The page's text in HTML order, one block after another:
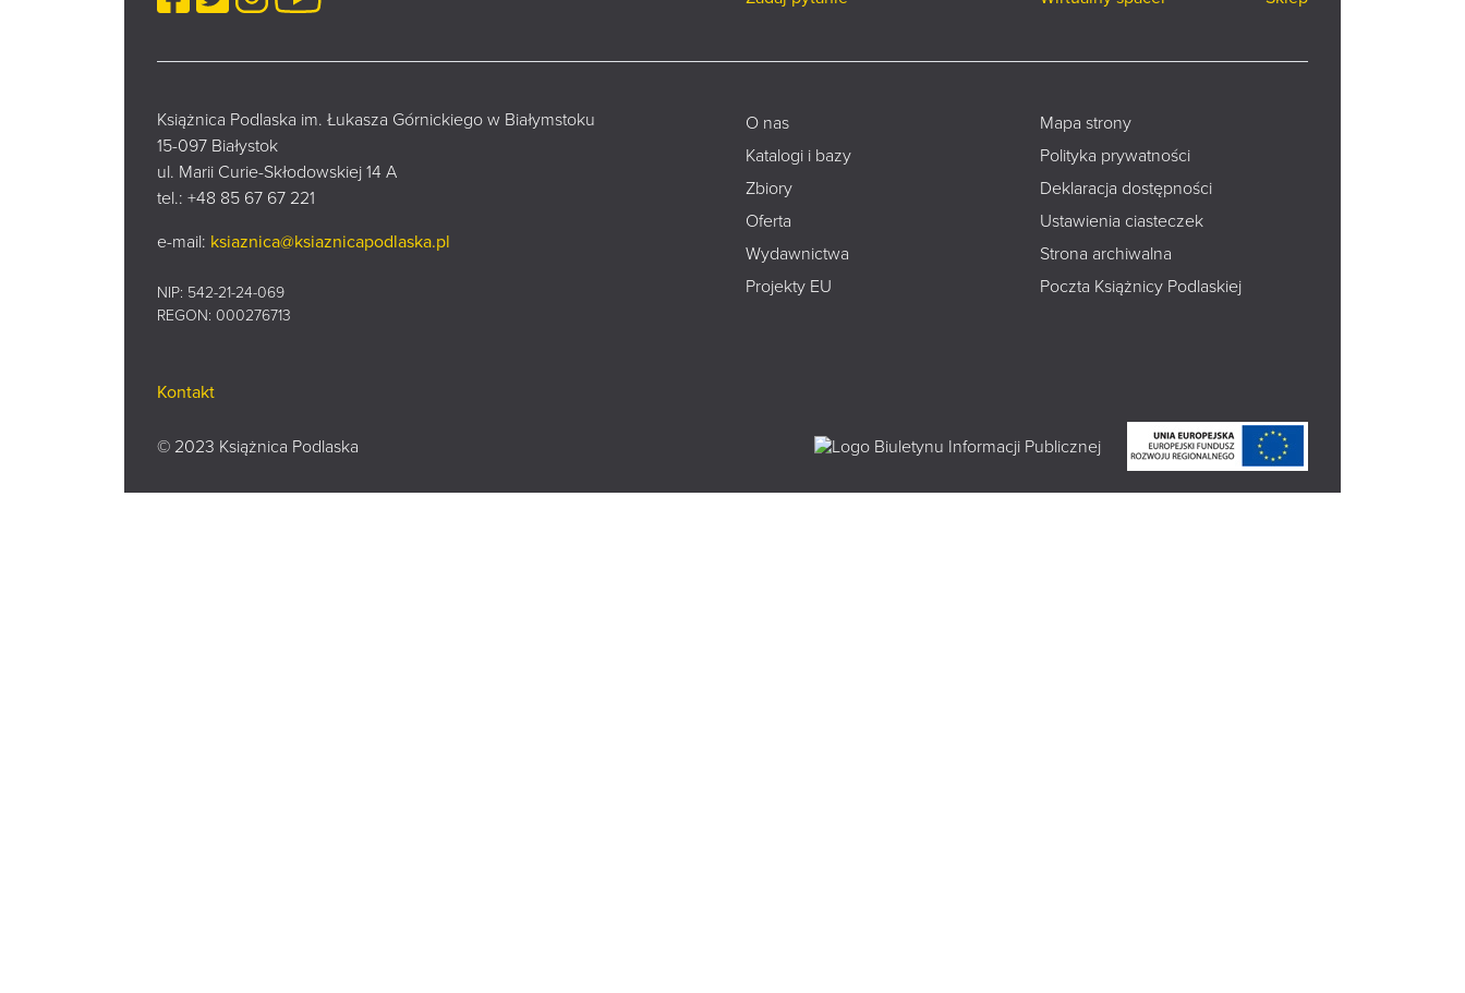
Książnica Podlaska im. Łukasza Górnickiego w Białymstoku
15-097 Białystok
ul. Marii Curie-Skłodowskiej 14 A
tel.: +48 85 67 67 221
e-mail: ksiaznica@ksiaznicapodlaska.pl
NIP: 542-21-24-069
REGON: 000276713
Kontakt
O nas
Katalogi i bazy
Zbiory
Oferta
Wydawnictwa
Projekty EU
Mapa strony
Polityka prywatności
Deklaracja dostępności
Ustawienia ciasteczek
Strona archiwalna
Poczta Książnicy Podlaskiej
© 2023 Książnica Podlaska